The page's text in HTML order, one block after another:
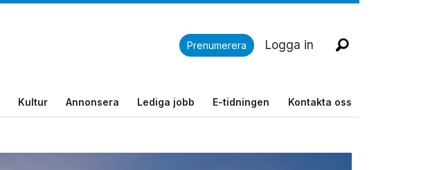
Prenumerera Logga in
Kultur Annonsera Lediga jobb E-tidningen Kontakta oss